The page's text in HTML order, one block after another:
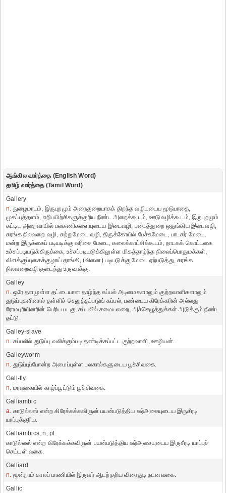
ஆங்கில வார்த்தை (English Word)
தமிழ் வார்த்தை (Tamil Word)
Gallery
n. நுழைமாடம், இருபுறமும் அரைகுறையாகக் திறந்த வழியுடைய மூடுபாதை,
முகப்புத்தளம், எறிபயிற்சிகளுக்குரிய நீண்ட அறைக்கூடம், ஊடுவழிக்கூடம், இருபுறமும்
கட்டிட அறைவாயில் பலகணிகளையுடைய இடைவழி, படைத்துறை ஒதுங்கிய இடைவழி,
சுரங்க நிலவறை வழி, சுற்றுமேடை வழி, திருக்கோயில் பேச்சுமேடை, பாடகர் மேடை,
மன்ற இருக்கைப் படியடிக்கு வரிசை மேடை, கலைக்காட்சிக்கூடம், நாடகக் கொட்டகை
உச்சப்படியடுக்கிருக்கை, உச்சப்படியடுக்கிலுள்ள மிகத்தாழ்ந்த நிலைப்பொதுமக்கள்,
விளக்குப்புகைக்குழாய் தாங்கி, (வினை) படியடுக்கு மேடை ஏற்படுத்து, சுரங்க
நிலவறைவழி குடைந்து உருவாக்கு.
Galley
n. ஒரே தளமுள்ள தட்டையான தாழ்ந்த கப்பல் அடிமைகளாலும் குற்றவாளிகளாலும்
துடுப்புகளினால் தள்ளிச் செலுத்தப்படுங் கப்பல், பண்டைய கிரேக்கரின் அல்லது
ரோமபுரியினரின் பெரிய படகு, கப்பலில் சமையலறை, அச்செழுத்துக்கள் அடுக்கும் நீண்ட
தட்டு.
Galley-slave
n. கப்பலில் துடுப்பு வலிக்கும்படி தண்டிக்கப்பட்ட குற்றவாளி, ஊழியன்.
Galleyworm
n. துடுப்புப்போன்ற அமைப்புள்ள பலகால்களுடைய பூச்சிவகை.
Gall-fly
n. மரவகையில் காழ்ப்பூட்டும் பூச்சிவகை.
Galliambic
a. காடுல்லஸ் என்ற கிரேக்கக்கவிஞன் பயன்படுத்திய க்ஷ்அசையுடைய இருசீரடி
யாப்புக்குரிய.
Galliambics, n, pl.
காடுல்லஸ் என்ற கிரேக்கக்கவிஞன் பயன்படுத்திய க்ஷ்அசையுடைய இருசீரடி யாப்புச்
செய்யுள் வகை.
Galliard
n. மூன்றாம் காலப் பாணியில் இருவர் ஆடற்குரிய விரைதுடி நடனவகை.
Gallic